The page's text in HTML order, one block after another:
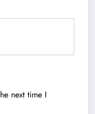
next time I